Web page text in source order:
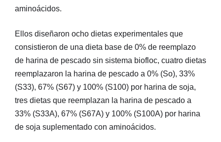
aminoácidos.
Ellos diseñaron ocho dietas experimentales que
consistieron de una dieta base de 0% de reemplazo
de harina de pescado sin sistema biofloc, cuatro dietas
reemplazaron la harina de pescado a 0% (So), 33%
(S33), 67% (S67) y 100% (S100) por harina de soja,
tres dietas que reemplazan la harina de pescado a
33% (S33A), 67% (S67A) y 100% (S100A) por harina
de soja suplementado con aminoácidos.